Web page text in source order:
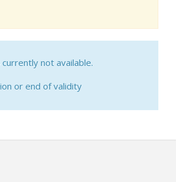
not available.
or end of validity